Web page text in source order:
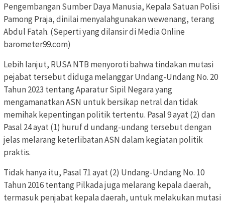
Pengembangan Sumber Daya Manusia, Kepala Satuan Polisi
Pamong Praja, dinilai menyalahgunakan wewenang, terang
Abdul Fatah. (Seperti yang dilansir di Media Online
barometer99.com)
Lebih lanjut, RUSA NTB menyoroti bahwa tindakan mutasi
pejabat tersebut diduga melanggar Undang-Undang No. 20
Tahun 2023 tentang Aparatur Sipil Negara yang
mengamanatkan ASN untuk bersikap netral dan tidak
memihak kepentingan politik tertentu. Pasal 9 ayat (2) dan
Pasal 24 ayat (1) huruf d undang-undang tersebut dengan
jelas melarang keterlibatan ASN dalam kegiatan politik
praktis.
Tidak hanya itu, Pasal 71 ayat (2) Undang-Undang No. 10
Tahun 2016 tentang Pilkada juga melarang kepala daerah,
termasuk penjabat kepala daerah, untuk melakukan mutasi